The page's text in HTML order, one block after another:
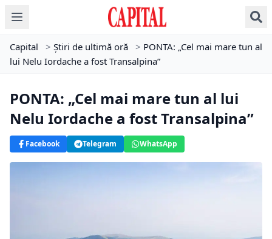
Capital > Știri de ultimă oră > PONTA: „Cel mai mare tun al
lui Nelu Iordache a fost Transalpina”
PONTA: „Cel mai mare tun al lui
Nelu Iordache a fost Transalpina”
Facebook Telegram WhatsApp